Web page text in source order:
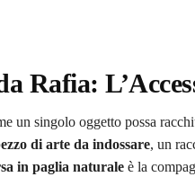
Rafia:
un singolo oggetto possa
di arte da indossare, un
in paglia naturaleè la